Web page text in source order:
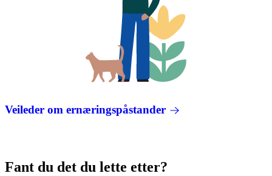
Veileder om ernæringspåstander
Fant du det du lette etter?